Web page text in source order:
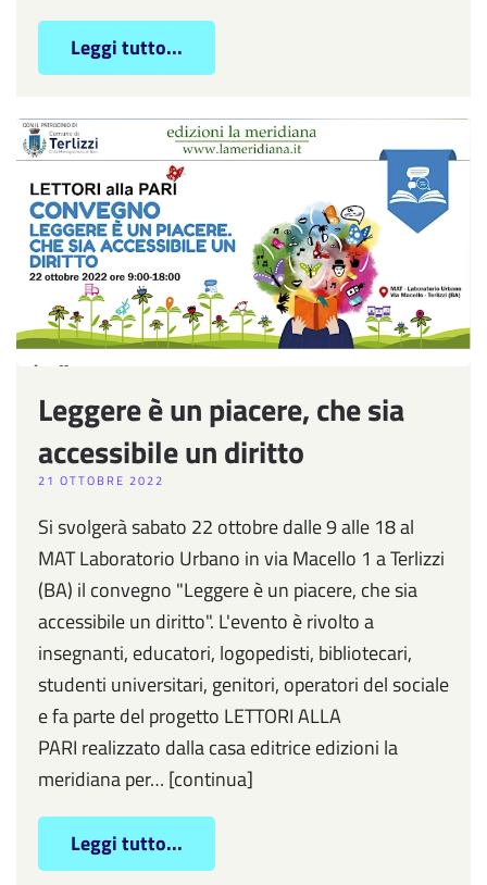
Leggi tutto...
Leggere è un piacere, che sia
accessibile un diritto
21 OTTOBRE 2022
Si svolgerà sabato 22 ottobre dalle 9 alle 18 al
MAT Laboratorio Urbano in via Macello 1 a Terlizzi
(BA) il convegno "Leggere è un piacere, che sia
accessibile un diritto". L'evento è rivolto a
insegnanti, educatori, logopedisti, bibliotecari,
studenti universitari, genitori, operatori del sociale
e fa parte del progetto LETTORI ALLA
PARI realizzato dalla casa editrice edizioni la
meridiana per… [continua]
Leggi tutto...